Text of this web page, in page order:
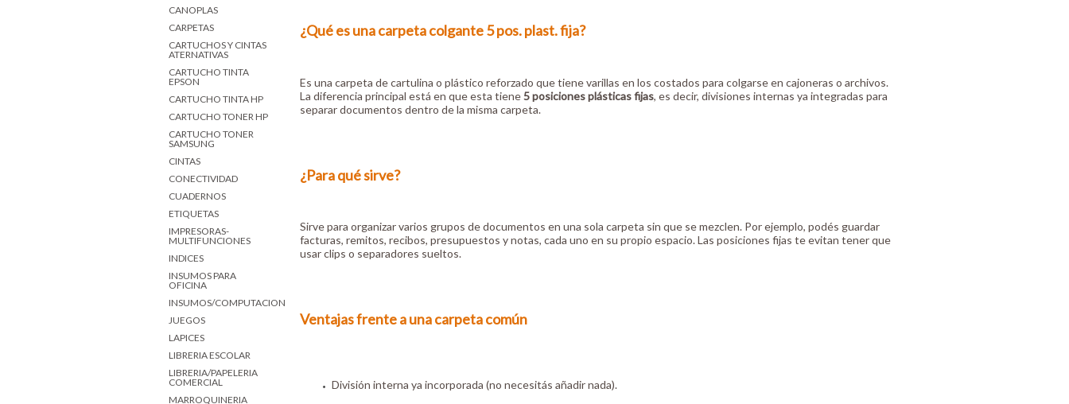
CANOPLAS
CARPETAS
CARTUCHOS Y CINTAS
ATERNATIVAS
CARTUCHO TINTA
EPSON
CARTUCHO TINTA HP
CARTUCHO TONER HP
CARTUCHO TONER
SAMSUNG
CINTAS
CONECTIVIDAD
CUADERNOS
ETIQUETAS
IMPRESORAS-
MULTIFUNCIONES
INDICES
INSUMOS PARA
OFICINA
INSUMOS/COMPUTACION
JUEGOS
LAPICES
LIBRERIA ESCOLAR
LIBRERIA/PAPELERIA
COMERCIAL
MARROQUINERIA
¿Qué es una carpeta colgante 5 pos. plast. fija?
Es una carpeta de cartulina o plástico reforzado que tiene varillas en los costados para colgarse en cajoneras o archivos.
La diferencia principal está en que esta tiene5 posiciones plásticas fijas, es decir, divisiones internas ya integradas para
separar documentos dentro de la misma carpeta.
¿Para qué sirve?
Sirve para organizar varios grupos de documentos en una sola carpeta sin que se mezclen. Por ejemplo, podés guardar
facturas, remitos, recibos, presupuestos y notas, cada uno en su propio espacio. Las posiciones fijas te evitan tener que
usar clips o separadores sueltos.
Ventajas frente a una carpeta común
División interna ya incorporada (no necesitás añadir nada).